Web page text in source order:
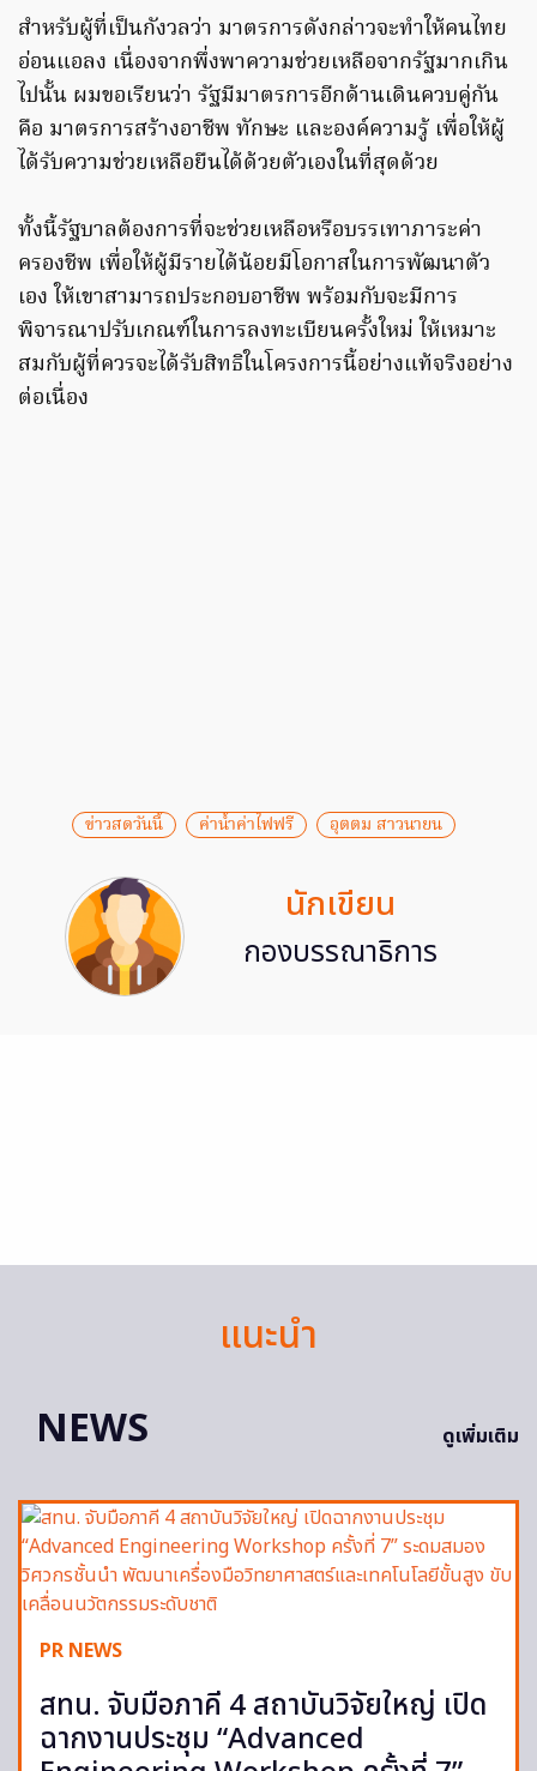
สำหรับผู้ที่เป็นกังวลว่า มาตรการดังกล่าวจะทำให้คนไทย
อ่อนแอลง เนื่องจากพึ่งพาความช่วยเหลือจากรัฐมากเกิน
ไปนั้น ผมขอเรียนว่า รัฐมีมาตรการอีกด้านเดินควบคู่กัน
คือ มาตรการสร้างอาชีพ ทักษะ และองค์ความรู้ เพื่อให้ผู้
ได้รับความช่วยเหลือยืนได้ด้วยตัวเองในที่สุดด้วย
ทั้งนี้รัฐบาลต้องการที่จะช่วยเหลือหรือบรรเทาภาระค่า
ครองชีพ เพื่อให้ผู้มีรายได้น้อยมีโอกาสในการพัฒนาตัว
เอง ให้เขาสามารถประกอบอาชีพ พร้อมกับจะมีการ
พิจารณาปรับเกณฑ์ในการลงทะเบียนครั้งใหม่ ให้เหมาะ
สมกับผู้ที่ควรจะได้รับสิทธิในโครงการนี้อย่างแท้จริงอย่าง
ต่อเนื่อง
ข่าวสดวันนี้ ค่าน้ำค่าไฟฟรี อุตตม สาวนายน
นักเขียน
กองบรรณาธิการ
แนะนำ
NEWS
ดูเพิ่มเติม
PR NEWS
สทน. จับมือภาคี 4 สถาบันวิจัยใหญ่ เปิด
ฉากงานประชุม “Advanced